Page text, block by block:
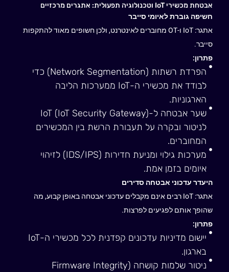
אבטחת מכשירי IoT וטכנולוגיה תפעולית: אתגרים מרכזיים
חשיפה גוברת לאיומי סייבר
אתגר: IoT ו-OT מחוברים לאינטרנט, ולכן חשופים מאוד להתקפות
סייבר.
פתרון:
הפרדת רשתות (Network Segmentation) כדי
לבודד את מכשירי ה-IoT ממערכות הליבה
הארגוניות.
שער אבטחה ל-IoT (IoT Security Gateway)
לניטור ובקרה על תעבורת הרשת בין המכשירים
המחוברים.
מערכות גילוי ומניעת חדירות (IDS/IPS) לזיהוי
איומים בזמן אמת.
היעדר עדכוני אבטחה סדירים
אתגר: IoT רבים אינם מקבלים עדכוני אבטחה באופן קבוע, מה
שהופך אותם לפגיעים לפרצות.
פתרון:
יישום מדיניות עדכונים קפדנית לכל מכשירי ה-IoT
בארגון.
ניטור שלמות קושחה (Firmware Integrity